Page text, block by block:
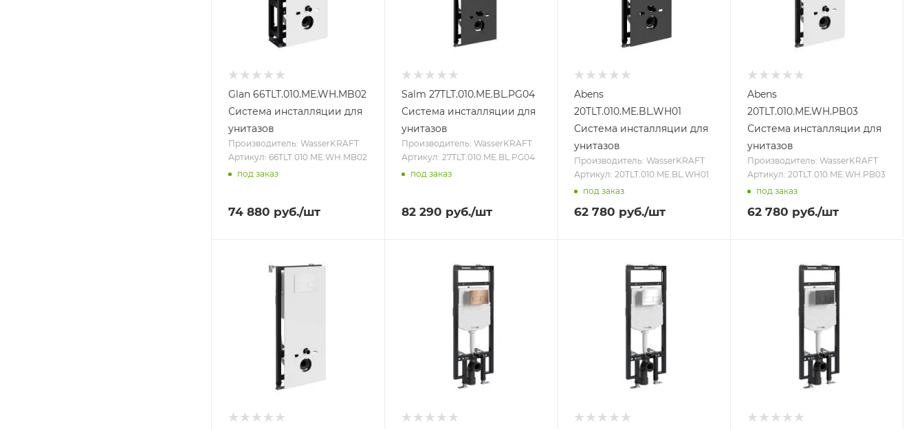
Glan 66TLT.010.ME.WH.MB02
Система инсталляции для
унитазов
Производитель: WasserKRAFT
Артикул: 66TLT.010.ME.WH.MB02
под заказ
74 880 руб./шт
Salm 27TLT.010.ME.BL.PG04
Система инсталляции для
унитазов
Производитель: WasserKRAFT
Артикул: 27TLT.010.ME.BL.PG04
под заказ
82 290 руб./шт
Abens
20TLT.010.ME.BL.WH01
Система инсталляции для
унитазов
Производитель: WasserKRAFT
Артикул: 20TLT.010.ME.BL.WH01
под заказ
62 780 руб./шт
Abens
20TLT.010.ME.WH.PB03
Система инсталляции для
унитазов
Производитель: WasserKRAFT
Артикул: 20TLT.010.ME.WH.PB03
под заказ
62 780 руб./шт